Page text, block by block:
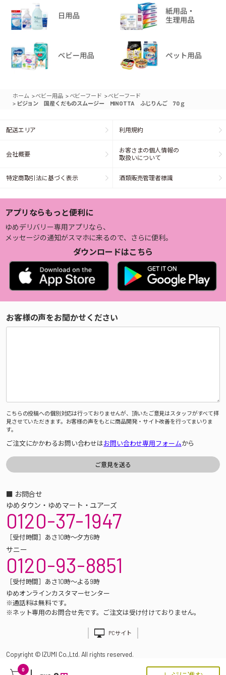
0
ホーム >ベビー用品 > ベビーフード >ベビーフード
> ピジョン 国産くだものスムージー MINOTTA ふじりんご 70ｇ
配送エリア 利用規約
会社概要
お客さまの個人情報の
取扱いについて
特定商取引法に基づく表示 酒類販売管理者標識
アプリならもっと便利に
ゆめデリバリー専用アプリなら、
メッセージの通知がスマホに来るので、さらに便利。
ダウンロードはこちら
お客様の声をお聞かせください
こちらの投稿への個別対応は行っておりませんが、頂いたご意見はスタッフがすべて拝
見させていただきます。お客様の声をもとに商品開発・サイト改善を行ってまいりま
す。
ご注文にかかわるお問い合わせはお問い合わせ専用フォームから
■ お問合せ
ゆめタウン・ゆめマート・ユアーズ
0120-37-1947
［受付時間］あさ10時～夕方6時
サニー
0120-93-8851
［受付時間］あさ10時～よる9時
ゆめオンラインカスタマーセンター
※通話料は無料です。
※ネット専用のお問合せ先です。ご注文は受け付けておりません。
PCサイト
Copyright © IZUMI Co.,Ltd. All rights reserved.